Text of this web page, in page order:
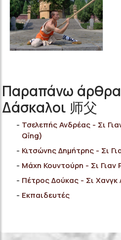
Παραπάνω άρθρα
Δάσκαλοι 师父
Τσελεπής Ανδρέας - Σι
Qīng)
Κιτσώνης Δημήτρης - Σι
Μάχη Κουντούρη - Σι Γιαν
Πέτρος Δούκας - Σι Χανγκ
Εκπαιδευτές